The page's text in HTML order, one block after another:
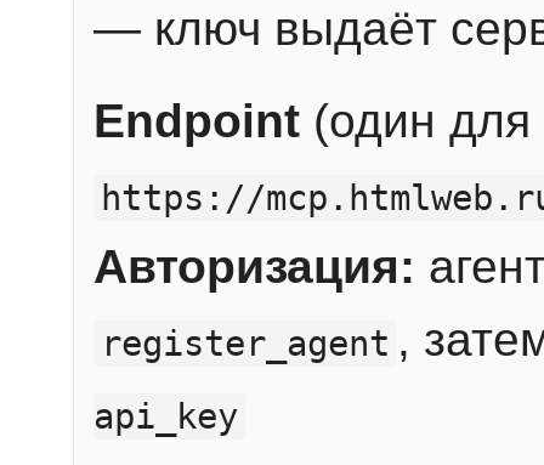
— ключ выдаёт
Endpoint (один для
https://
Авторизация:
register_agent ,
api_key